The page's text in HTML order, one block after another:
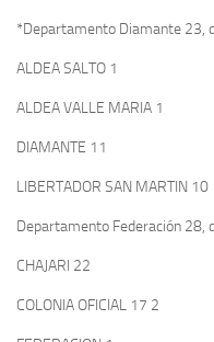
*Departamento Diamante 23,
ALDEA SALTO 1
ALDEA VALLE MARIA 1
DIAMANTE 11
LIBERTADOR SAN MARTIN 10
Departamento Federación 28,
CHAJARI 22
COLONIA OFICIAL 17 2